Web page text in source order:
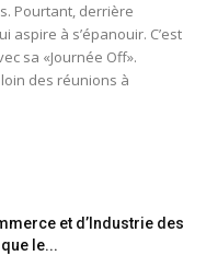
Pourtant, derrière
aspire à s’épanouir. C’est
sa «Journée Off».
des réunions à
et d’Industrie des
le...